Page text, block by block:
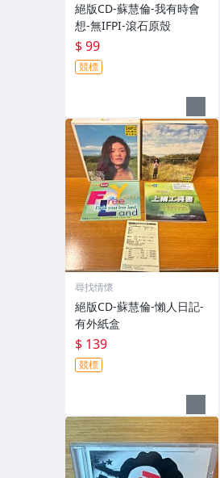
絕版CD-蘇慧倫-我有時會
想-無IFPI-滾石原殼
$ 99
競標
尋找情懷
絕版CD-蘇慧倫-懶人日記-
有外紙盒
$ 139
競標